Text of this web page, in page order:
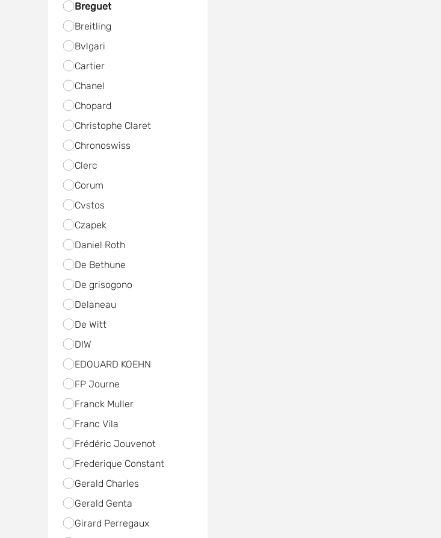
Breguet
Breitling
Bvlgari
Cartier
Chanel
Chopard
Christophe Claret
Chronoswiss
Clerc
Corum
Cvstos
Czapek
Daniel Roth
De Bethune
De grisogono
Delaneau
De Witt
DIW
EDOUARD KOEHN
FP Journe
Franck Muller
Franc Vila
Frédéric Jouvenot
Frederique Constant
Gerald Charles
Gerald Genta
Girard Perregaux